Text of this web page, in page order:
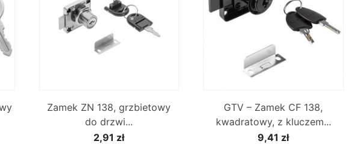
Zamek ZN 138, grzbietowy
do drzwi...
2,91 zł
GTV – Zamek CF 138,
kwadratowy, z kluczem...
9,41 zł